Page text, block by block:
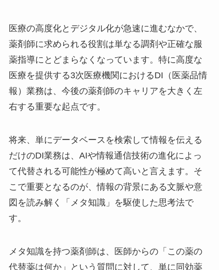
医療の高度化とデジタル化が急速に進むなかで、
薬剤師に求められる役割は単なる調剤や正確な服
薬指導にとどまらなくなっています。特に高度な
医療を提供する3次医療機関におけるDI（医薬品情
報）業務は、今後の薬剤師のキャリアを大きく左
右する重要な起点です。
将来、単にデータベースを検索して情報を伝える
だけのDI業務は、AIや情報通信技術の進化によっ
て代替される可能性が極めて高いと言えます。そ
こで重要となるのが、情報の背景にある文脈や意
図を読み解く「メタ知識」を駆使した思考法で
す。
メタ知識を持つ薬剤師は、医師からの「この薬の
代替薬は何か」という質問に対して、単に同効薬